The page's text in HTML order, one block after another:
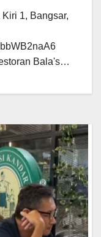
1, Bangsar,
Bala's…